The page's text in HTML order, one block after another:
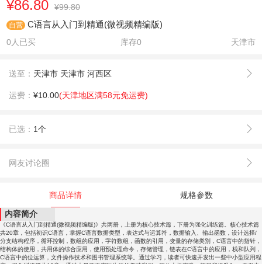
¥86.80 ¥99.80
自营 C语言从入门到精通(微视频精编版)
0人已买 库存0 天津市
送至： 天津市 天津市 河西区
运费： ¥10.00(天津地区满58元免运费)
已选： 1个
网友讨论圈
商品详情 规格参数
内容简介
《C语言从入门到精通(微视频精编版)》共两册，上册为核心技术篇，下册为强化训练篇。核心技术篇
共20章，包括初识C语言，掌握C语言数据类型，表达式与运算符，数据输入、输出函数，设计选择/
分支结构程序，循环控制，数组的应用，字符数组，函数的引用，变量的存储类别，C语言中的指针，
结构体的使用，共用体的综合应用，使用预处理命令，存储管理，链表在C语言中的应用，栈和队列，
C语言中的位运算，文件操作技术和图书管理系统等。通过学习，读者可快速开发出一些中小型应用程